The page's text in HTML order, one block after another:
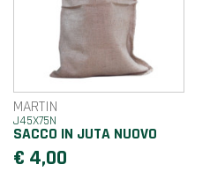
MARTIN
J45X75N
SACCO IN JUTA NUOVO
€ 4,00